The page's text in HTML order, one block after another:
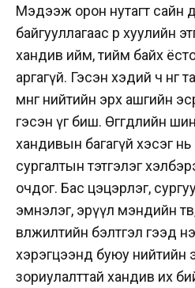
Мэдээж орон нутагт сайн
байгууллагаас өөр хуулийн
хандив ийм, тийм байх
аргагүй. Гэсэн хэдий ч нөгөө
мөнгө нийтийн эрх ашгийн
гэсэн үг биш. Өгөгдлийн
хандивын багагүй хэсэг нь
сургалтын тэтгэлэг
очдог. Бас цэцэрлэг,
эмнэлэг, эрүүл мэндийн
өвөлжилтийн бэлтгэл гээд
хэрэгцээнд буюу нийтийн
зориулалттай хандив их